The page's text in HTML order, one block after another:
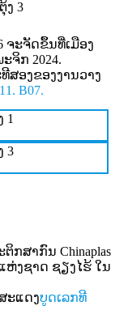
ຈະຈັດຂຶ້ນທີ່ເມືອງ
ຈິກ 2024.
ສອງຂອງງານວາງ
B07.
ກສາກົນ Chinaplas
ງຊາດ ຊຽງໄຮ້ ໃນ
ະແດງບູດເລກທີ